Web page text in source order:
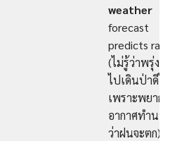
weather
forecast
predicts rain.
(ไม่รู้ว่าพรุ่งนี้
ไปเดินป่าดีไ
เพราะพยาก
อากาศทำนาย
ว่าฝนจะตก)